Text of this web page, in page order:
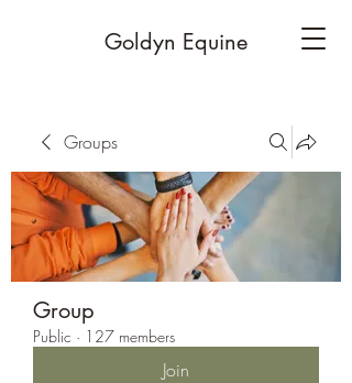
Goldyn Equine
Groups
Group
Public · 127 members
Join